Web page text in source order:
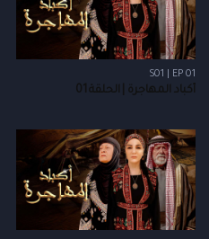
S01 | EP 01
أكباد المهاجرة | الحلقة 01